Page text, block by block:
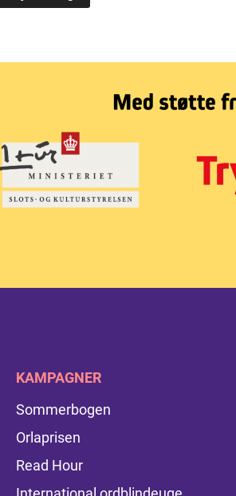
KAMPAGNER
Sommerbogen
Orlaprisen
Read Hour